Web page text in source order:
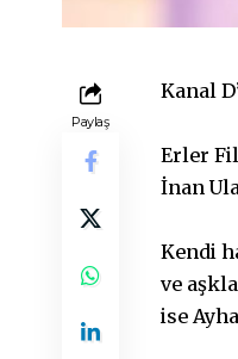
Paylaş
Kanal
Erler
İnan
Kendi
ve
ise